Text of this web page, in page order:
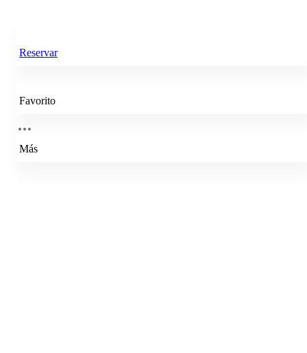
Reservar
Favorito
Más